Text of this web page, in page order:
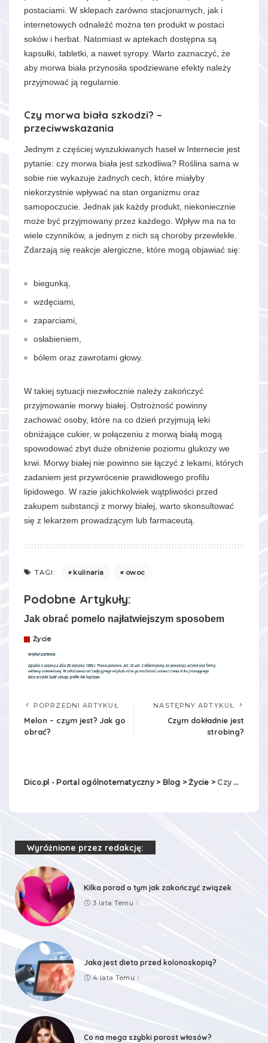
postaciami. W sklepach zarówno stacjonarnych, jak i
internetowych odnaleźć można ten produkt w postaci
soków i herbat. Natomiast w aptekach dostępna są
kapsułki, tabletki, a nawet syropy. Warto zaznaczyć, że
aby morwa biała przynosiła spodziewane efekty należy
przyjmować ją regularnie.
Czy morwa biała szkodzi? –
przeciwwskazania
Jednym z częściej wyszukiwanych haseł w Internecie jest
pytanie: czy morwa biała jest szkodliwa? Roślina sama w
sobie nie wykazuje żadnych cech, które miałyby
niekorzystnie wpływać na stan organizmu oraz
samopoczucie. Jednak jak każdy produkt, niekoniecznie
może być przyjmowany przez każdego. Wpływ ma na to
wiele czynników, a jednym z nich są choroby przewlekłe.
Zdarzają się reakcje alergiczne, które mogą objawiać się:
biegunką,
wzdęciami,
zaparciami,
osłabieniem,
bólem oraz zawrotami głowy.
W takiej sytuacji niezwłocznie należy zakończyć
przyjmowanie morwy białej. Ostrożność powinny
zachować osoby, które na co dzień przyjmują leki
obniżające cukier, w połączeniu z morwą białą mogą
spowodować zbyt duże obniżenie poziomu glukozy we
krwi. Morwy białej nie powinno sie łączyć z lekami, których
zadaniem jest przywrócenie prawidłowego profilu
lipidowego. W razie jakichkolwiek wątpliwości przed
zakupem substancji z morwy białej, warto skonsultować
się z lekarzem prowadzącym lub farmaceutą.
TAGI: kulinaria owoc
Podobne Artykuły:
Jak obrać pomelo najłatwiejszym sposobem
Życie
POPRZEDNI ARTYKUŁ
Melon – czym jest? Jak go
obrać?
NASTĘPNY ARTYKUŁ
Czym dokładnie jest
strobing?
Dico.pl - Portal ogólnotematyczny> Blog >Życie > Czy morwa biała jest szkodliwa? – właściwości i zastosowanie
Wyróżnione przez redakcję:
Kilka porad o tym jak zakończyć związek
3 lata Temu Życie
Jaka jest dieta przed kolonoskopią?
4 lata Temu
Co na mega szybki porost włosów?